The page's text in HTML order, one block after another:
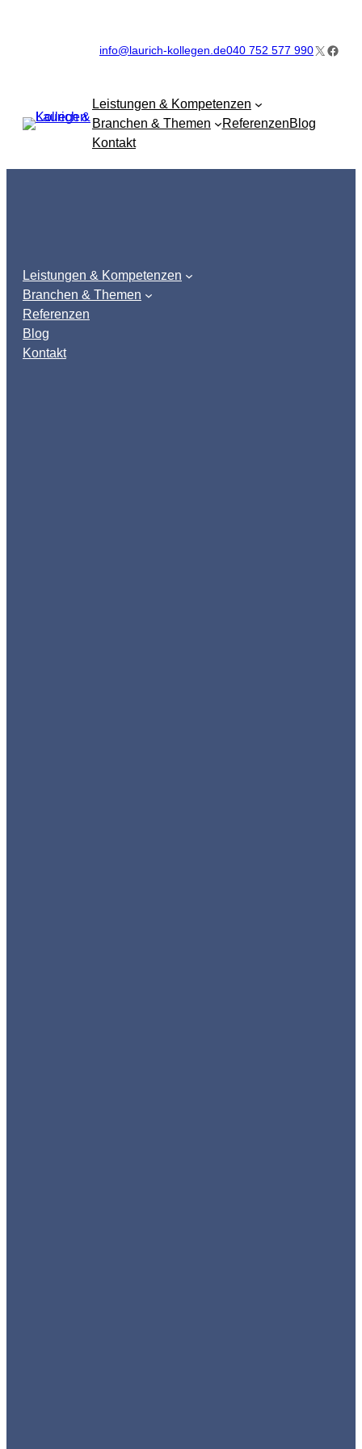
info@laurich-kollegen.de040 752 577 990X
Leistungen & Kompetenzen
Branchen & Themen
ReferenzenBlog
Kontakt
Leistungen & Kompetenzen
Branchen & Themen
Referenzen
Blog
Kontakt